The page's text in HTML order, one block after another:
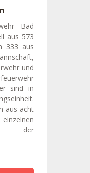
Bad
aus 573
333 aus
und
sind in
aus acht
der